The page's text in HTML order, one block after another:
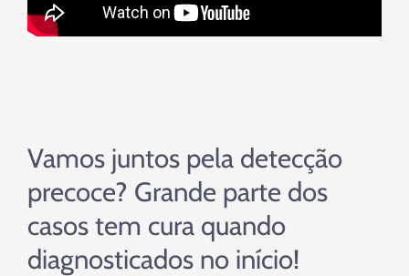
Vamos juntos pela detecção
precoce? Grande parte dos
casos tem cura quando
diagnosticados no início!